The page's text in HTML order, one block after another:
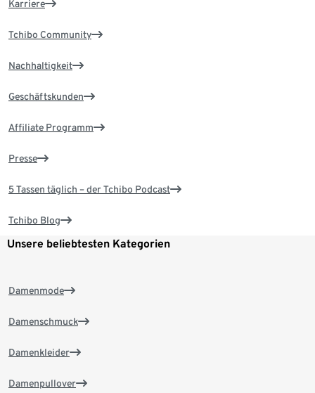
Karriere
Tchibo Community
Nachhaltigkeit
Geschäftskunden
Affiliate Programm
Presse
5 Tassen täglich – der Tchibo Podcast
Tchibo Blog
Unsere beliebtesten Kategorien
Damenmode
Damenschmuck
Damenkleider
Damenpullover